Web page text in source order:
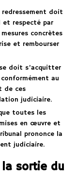
doit
et respecté par
concrètes
et rembourser
doit s’acquitter
au
de ces
judiciaire.
toutes les
en œuvre et
prononce la
judiciaire.
la sortie du